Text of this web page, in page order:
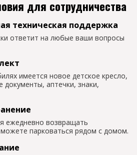
для сотрудничества
техническая поддержка
ответит на любые ваши вопросы
имеется новое детское кресло,
документы, аптечки, знаки,
ежедневно возвращать
парковаться рядом с домом.